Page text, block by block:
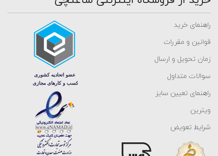
راهنمای خرید
قوانین و مقررات
زمان تحویل و ارسال
سوالات متداول
راهنمای تعیین سایز
ویترین
شرایط تعویض